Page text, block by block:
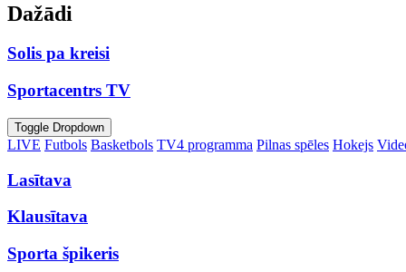
Dažādi
Solis pa kreisi
Sportacentrs TV
Toggle Dropdown
LIVE Futbols Basketbols TV4 programma Pilnas spēles Hokejs
Lasītava
Klausītava
Sporta špikeris